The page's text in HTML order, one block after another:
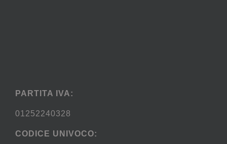
PARTITA IVA:
01252240328
CODICE UNIVOCO: